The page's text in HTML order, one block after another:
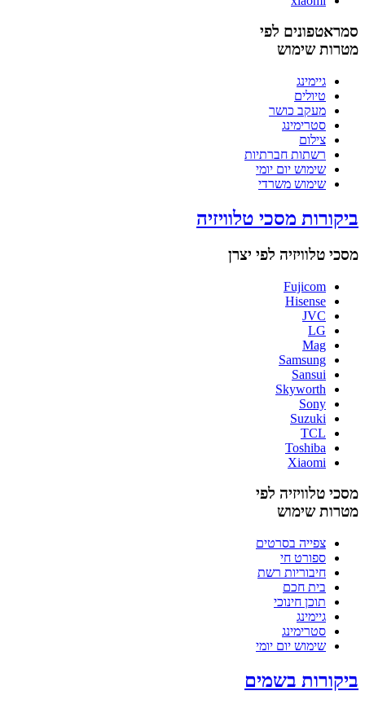
סמראטפונים לפי
מטרות שימוש
גיימינג
טיולים
מעקב כושר
סטרימינג
צילום
רשתות חברתיות
שימוש יום יומי
שימוש משרדי
ביקורות מסכי טלוויזיה
מסכי טלוויזיה לפי יצרן
Fujicom
Hisense
JVC
LG
Mag
Samsung
Sansui
Skyworth
Sony
Suzuki
TCL
Toshiba
Xiaomi
מסכי טלוויזיה לפי
מטרות שימוש
צפייה בסרטים
ספורט חי
חיבוריות רשת
בית חכם
תוכן חינוכי
גיימינג
סטרימינג
שימוש יום יומי
ביקורות בשמים